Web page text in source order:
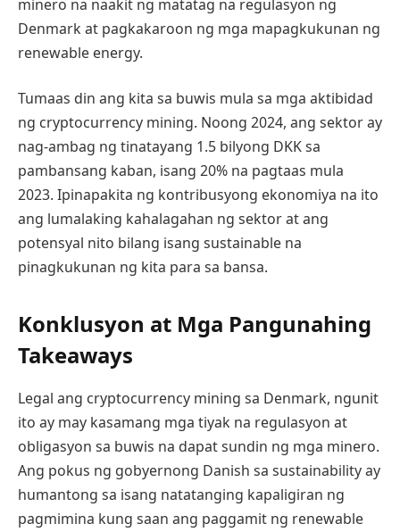
minero na naakit ng matatag na regulasyon ng
Denmark at pagkakaroon ng mga mapagkukunan ng
renewable energy.
Tumaas din ang kita sa buwis mula sa mga aktibidad
ng cryptocurrency mining. Noong 2024, ang sektor ay
nag-ambag ng tinatayang 1.5 bilyong DKK sa
pambansang kaban, isang 20% na pagtaas mula
2023. Ipinapakita ng kontribusyong ekonomiya na ito
ang lumalaking kahalagahan ng sektor at ang
potensyal nito bilang isang sustainable na
pinagkukunan ng kita para sa bansa.
Konklusyon at Mga Pangunahing
Takeaways
Legal ang cryptocurrency mining sa Denmark, ngunit
ito ay may kasamang mga tiyak na regulasyon at
obligasyon sa buwis na dapat sundin ng mga minero.
Ang pokus ng gobyernong Danish sa sustainability ay
humantong sa isang natatanging kapaligiran ng
pagmimina kung saan ang paggamit ng renewable